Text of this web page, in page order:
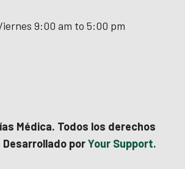
9:00 am to 5:00 pm
Médica. Todos los derechos
porYour Support.